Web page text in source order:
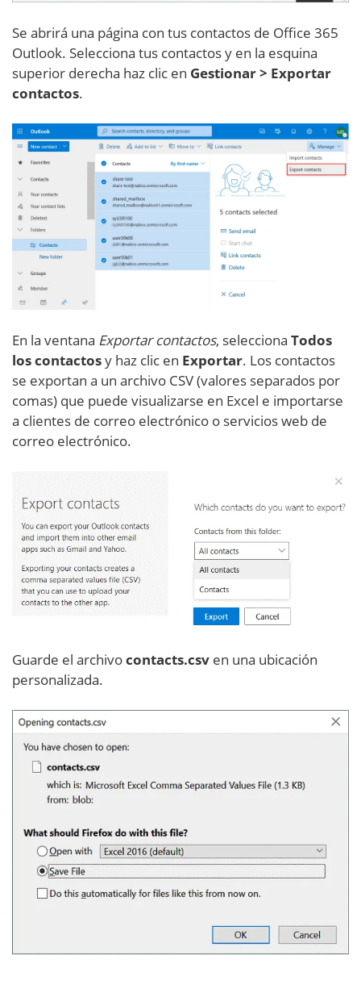
Se abrirá una página con tus contactos de Office 365
Outlook. Selecciona tus contactos y en la esquina
superior derecha haz clic en Gestionar > Exportar
contactos.
En la ventana Exportar contactos, selecciona Todos
los contactosy haz clic en Exportar. Los contactos
se exportan a un archivo CSV (valores separados por
comas) que puede visualizarse en Excel e importarse
a clientes de correo electrónico o servicios web de
correo electrónico.
Guarde el archivocontacts.csv en una ubicación
personalizada.